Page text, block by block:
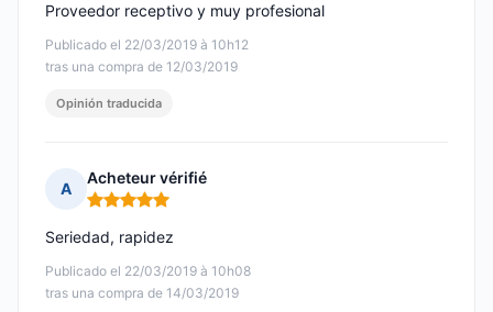
Publicado el 22/03/2019 à 10h12
tras una compra de 12/03/2019
Proveedor receptivo y muy profesional
Opinión traducida
A
Acheteur vérifié
Nota: 5 de 5
Publicado el 22/03/2019 à 10h08
tras una compra de 14/03/2019
Seriedad, rapidez